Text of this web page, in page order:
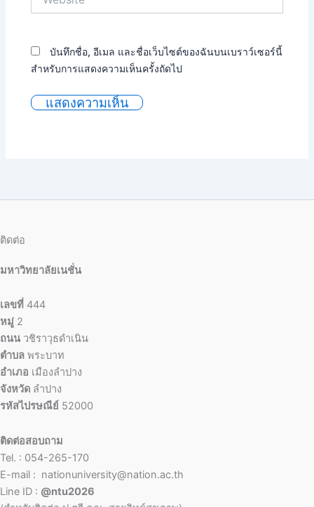
บันทึกชื่อ, อีเมล และชื่อเว็บไซต์ของฉันบนเบราว์เซอร์นี้
สำหรับการแสดงความเห็นครั้งถัดไป
ติดต่อ
มหาวิทยาลัยเนชั่น
เลขที่ 444
หมู่ 2
ถนน วชิราวุธดำเนิน
ตำบล พระบาท
อำเภอ เมืองลำปาง
จังหวัด ลำปาง
รหัสไปรษณีย์ 52000
ติดต่อสอบถาม
Tel. : 054-265-170
E-mail : nationuniversity@nation.ac.th
Line ID : @ntu2026